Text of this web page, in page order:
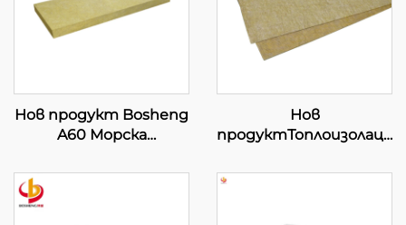
Нов продукт Bosheng
A60 Морска
плоча
Каменновълнена
Нов
каменна вата за